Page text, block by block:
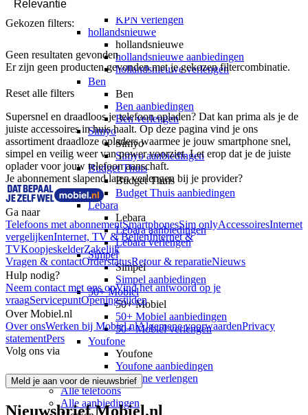
KPN verlengen
hollandsnieuwe
hollandsnieuwe
hollandsnieuwe aanbiedingen
hollandsnieuwe verlengen
Ben
Ben
Ben aanbiedingen
Ben verlengen
Simyo
Simyo
Simyo aanbiedingen
Budget Thuis
Budget Thuis
Budget Thuis aanbiedingen
Lebara
Lebara
Lebara aanbiedingen
Lebara verlengen
Simpel
Simpel
Simpel aanbiedingen
50+ Mobiel
50+ Mobiel
50+ Mobiel aanbiedingen
50+ Mobiel verlengen
Youfone
Youfone
Youfone aanbiedingen
Youfone verlengen
Alle telefoons
Alle aanbiedingen
Gekozen filters:
Geen resultaten gevonden
Er zijn geen producten gevonden met je gekozen filtercombinatie.
Reset alle filters
Supersnel en draadloos je telefoon opladen? Dat kan prima als je de
juiste accessoires in huis haalt. Op deze pagina vind je ons
assortiment draadloze opladers waarmee je jouw smartphone snel,
simpel en veilig weer van power voorziet. Let erop dat je de juiste
oplader voor jouw telefoon aanschaft.
Je abonnement slapend laten verlengen bij je provider?
Ga naar
Telefoons met abonnementSmartphonesSim onlyAccessoiresInternet
vergelijkenInternet, TV & BellenInternet &
TVKoopjeskelderZakelijk
Vragen & contactOrderstatusRetour & reparatieNieuws
Hulp nodig?
Neem contact met ons opVind het antwoord op je
vraagServicepuntOpeningstijden
Over Mobiel.nl
Over onsWerken bij Mobiel.nlAlgemene voorwaardenPrivacy
statementPers
Volg ons via
Meld je aan voor de nieuwsbrief
Nieuwsbrief Mobiel.nl